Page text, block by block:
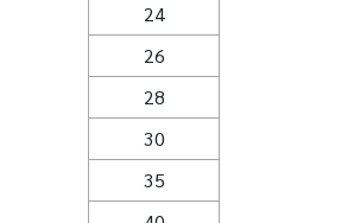
24
26
28
30
35